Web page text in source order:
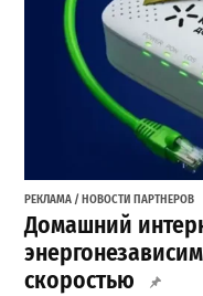
РЕКЛАМА / НОВОСТИ ПАРТНЕРОВ
Домашний
скоростью